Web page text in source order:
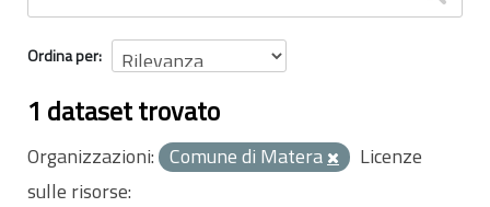
Ordina per
1 dataset trovato
Organizzazioni: Comune di Matera
Licenze
sulle risorse: